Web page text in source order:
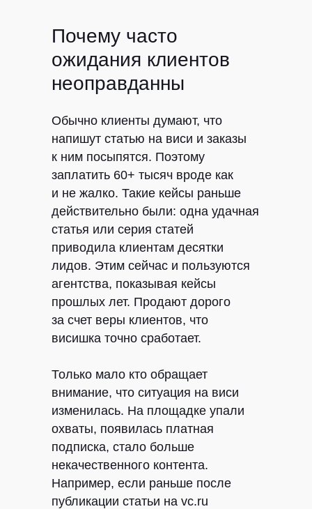
Почему часто
ожидания клиентов
неоправданны
Обычно клиенты думают, что
напишут статью на виси и заказы
к ним посыпятся. Поэтому
заплатить 60+ тысяч вроде как
и не жалко. Такие кейсы раньше
действительно были: одна удачная
статья или серия статей
приводила клиентам десятки
лидов. Этим сейчас и пользуются
агентства, показывая кейсы
прошлых лет. Продают дорого
за счет веры клиентов, что
висишка точно сработает.
Только мало кто обращает
внимание, что ситуация на виси
изменилась. На площадке упали
охваты, появилась платная
подписка, стало больше
некачественного контента.
Например, если раньше после
публикации статьи на vc.ru